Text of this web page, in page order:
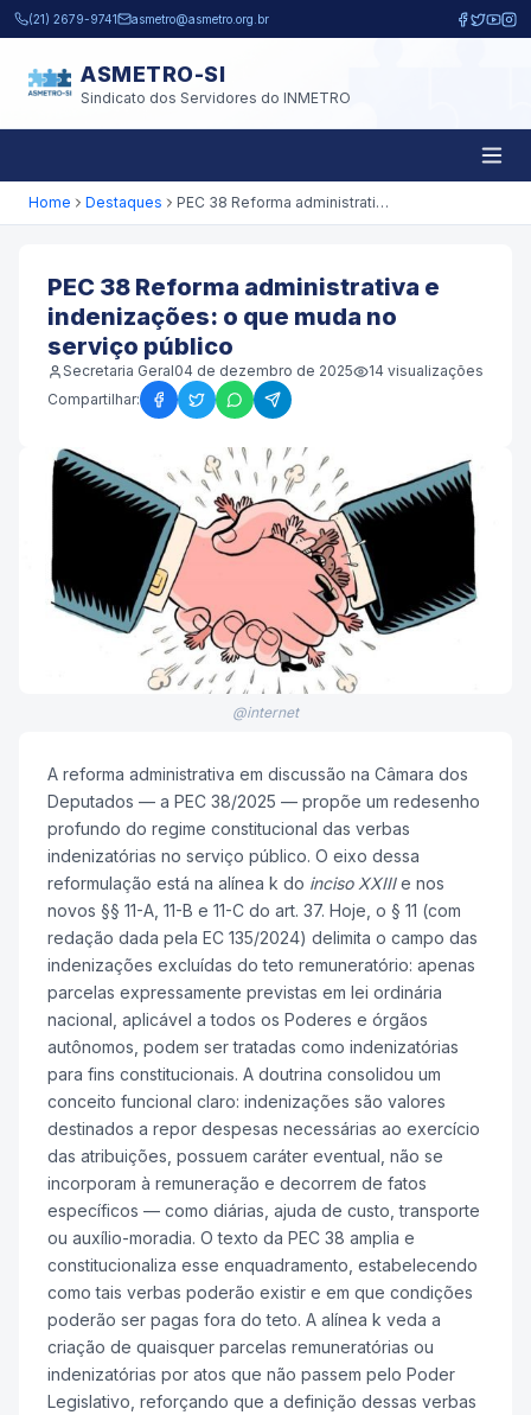
Pular para o conteúdo principal
(21) 2679-9741 asmetro@asmetro.org.br
ASMETRO-SI
Sindicato dos Servidores do INMETRO
Home Destaques PEC 38 Reforma administrativa e indenizações: o que muda no serviço público
PEC 38 Reforma administrativa e
indenizações: o que muda no
serviço público
Secretaria Geral04 de dezembro de 2025 14 visualizações
Compartilhar:
@internet
A reforma administrativa em discussão na Câmara dos
Deputados — a PEC 38/2025 — propõe um redesenho
profundo do regime constitucional das verbas
indenizatórias no serviço público. O eixo dessa
reformulação está na alínea k do inciso XXIIIe nos
novos §§ 11-A, 11-B e 11-C do art. 37. Hoje, o § 11 (com
redação dada pela EC 135/2024) delimita o campo das
indenizações excluídas do teto remuneratório: apenas
parcelas expressamente previstas em lei ordinária
nacional, aplicável a todos os Poderes e órgãos
autônomos, podem ser tratadas como indenizatórias
para fins constitucionais. A doutrina consolidou um
conceito funcional claro: indenizações são valores
destinados a repor despesas necessárias ao exercício
das atribuições, possuem caráter eventual, não se
incorporam à remuneração e decorrem de fatos
específicos — como diárias, ajuda de custo, transporte
ou auxílio-moradia. O texto da PEC 38 amplia e
constitucionaliza esse enquadramento, estabelecendo
como tais verbas poderão existir e em que condições
poderão ser pagas fora do teto. A alínea k veda a
criação de quaisquer parcelas remuneratórias ou
indenizatórias por atos que não passem pelo Poder
Legislativo, reforçando que a definição dessas verbas